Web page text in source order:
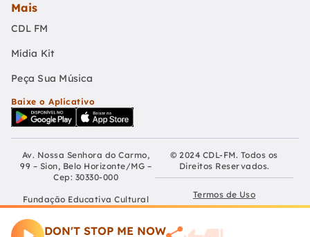
DON'T STOP ME NOW
Mais
CDL FM
Mídia Kit
Peça Sua Música
Baixe o Aplicativo
Av. Nossa Senhora do Carmo,
99 – Sion, Belo Horizonte/MG –
Cep: 30330-000
Fundação Educativa Cultural
Câmara De Dirigentes Lojistas
CNPJ: 04.210.060/0001-90
© 2024 CDL-FM. Todos os
Direitos Reservados.
Termos de Uso